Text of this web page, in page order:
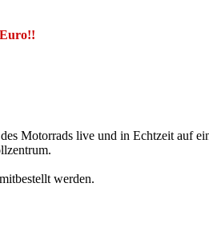
Motorrads live und in Echtzeit auf
werden.